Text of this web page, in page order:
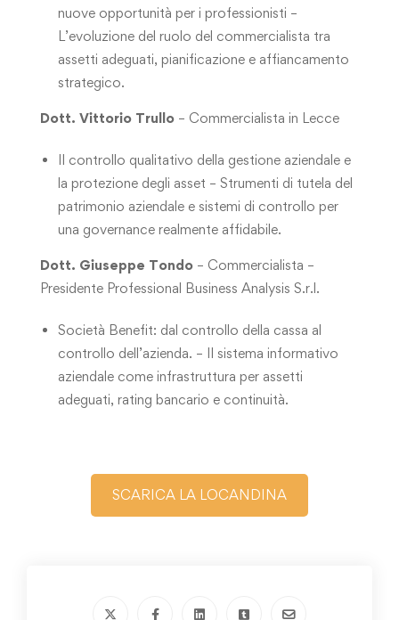
nuove opportunità per i professionisti –
L’evoluzione del ruolo del commercialista tra
assetti adeguati, pianificazione e affiancamento
strategico.
Dott. Vittorio Trullo – Commercialista in Lecce
Il controllo qualitativo della gestione aziendale e
la protezione degli asset – Strumenti di tutela del
patrimonio aziendale e sistemi di controllo per
una governance realmente affidabile.
Dott. Giuseppe Tondo – Commercialista –
Presidente Professional Business Analysis S.r.l.
Società Benefit: dal controllo della cassa al
controllo dell’azienda. – Il sistema informativo
aziendale come infrastruttura per assetti
adeguati, rating bancario e continuità.
SCARICA LA LOCANDINA